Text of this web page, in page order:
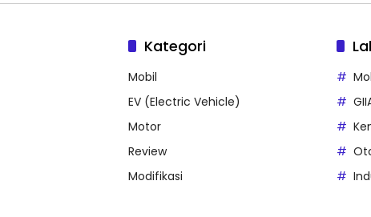
Kategori
Mobil
EV (Electric Vehicle)
Motor
Review
Modifikasi